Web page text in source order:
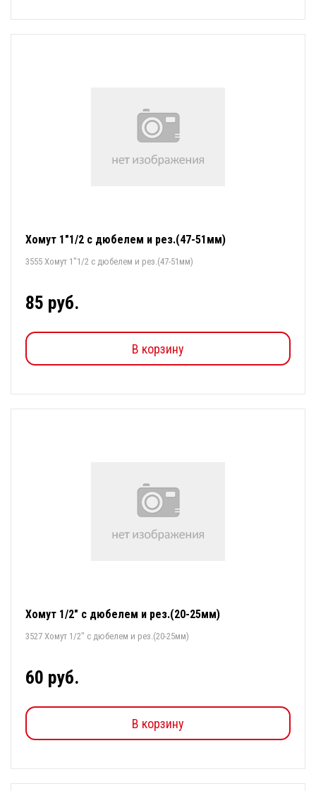
Хомут 1"1/2 с дюбелем и рез.(47-51мм)
3555 Хомут 1"1/2 с дюбелем и рез.(47-51мм)
85 руб.
В корзину
Хомут 1/2" с дюбелем и рез.(20-25мм)
3527 Хомут 1/2" с дюбелем и рез.(20-25мм)
60 руб.
В корзину